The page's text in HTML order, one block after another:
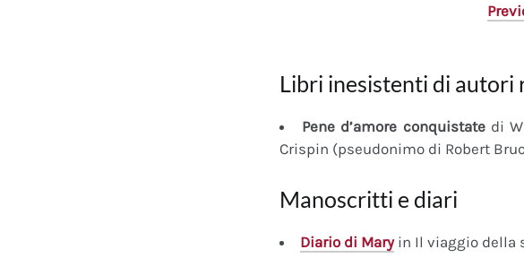
Libri inesistenti di autori
Pene d’amore conquistatedi
Crispin (pseudonimo di Robert
Manoscritti e diari
Diario di Maryin Il viaggio della